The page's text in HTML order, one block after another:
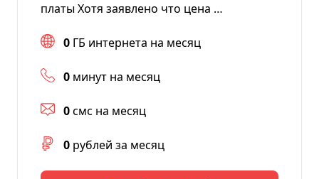
платы Хотя заявлено что цена …
0 ГБ интернета на месяц
0 минут на месяц
0смс на месяц
0 рублей за месяц